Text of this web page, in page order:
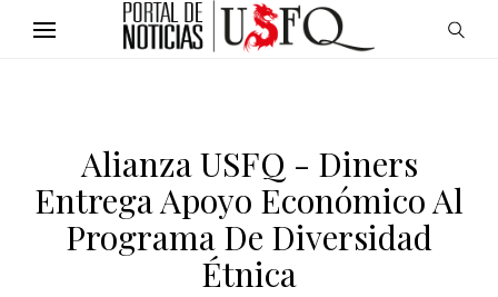
Alianza USFQ - Diners
Entrega Apoyo Económico Al
Programa De Diversidad
Étnica